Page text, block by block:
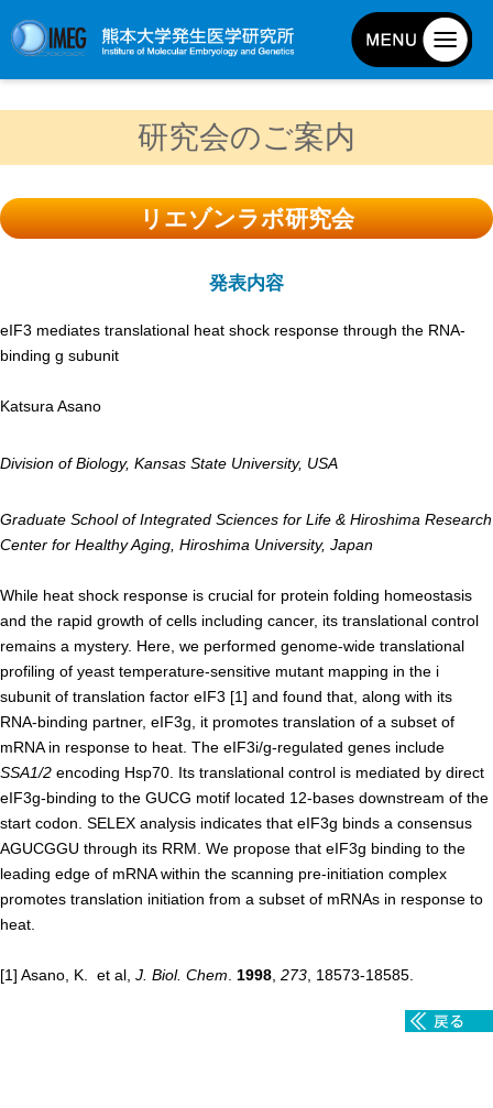
基本目標と基本方針
外部評価
研究不正防止対策
災害対策
年報
研究分野紹介
ゲノム神経学分野
細胞脂質代謝分野
細胞医学分野
損傷修復分野
多能性幹細胞分野
組織幹細胞分野
幹細胞誘導分野
脳発生分野
研究会のご案内
リエゾンラボ研究会
発表内容
eIF3 mediates translational heat shock response through the RNA-
binding g subunit
Katsura Asano
Division of Biology, Kansas State University, USA
Graduate School of Integrated Sciences for Life & Hiroshima Research
Center for Healthy Aging, Hiroshima University, Japan
While heat shock response is crucial for protein folding homeostasis
and the rapid growth of cells including cancer, its translational control
remains a mystery. Here, we performed genome-wide translational
profiling of yeast temperature-sensitive mutant mapping in the i
subunit of translation factor eIF3 [1] and found that, along with its
RNA-binding partner, eIF3g, it promotes translation of a subset of
mRNA in response to heat. The eIF3i/g-regulated genes include
SSA1/2 encoding Hsp70. Its translational control is mediated by direct
eIF3g-binding to the GUCG motif located 12-bases downstream of the
start codon. SELEX analysis indicates that eIF3g binds a consensus
AGUCGGU through its RRM. We propose that eIF3g binding to the
leading edge of mRNA within the scanning pre-initiation complex
promotes translation initiation from a subset of mRNAs in response to
heat.
[1] Asano, K. et al, J. Biol. Chem. 1998, 273, 18573-18585.